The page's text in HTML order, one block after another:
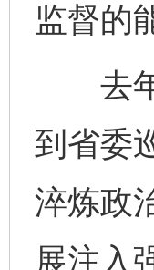
监督的
去年
到省委
淬炼政
展注入